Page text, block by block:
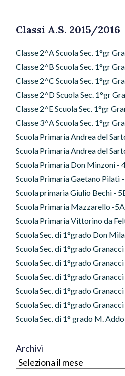
Classi A.S. 2015/2016
Classe 2^A Scuola Sec. 1°gr
Classe 2^B Scuola Sec. 1°gr
Classe 2^C Scuola Sec. 1°gr
Classe 2^D Scuola Sec. 1°gr
Classe 2^E Scuola Sec. 1°gr
Classe 3^A Scuola Sec. 1°gr
Scuola Primaria Andrea del
Scuola Primaria Andrea del
Scuola Primaria Don Minzoni -
Scuola Primaria Gaetano Pilati
Scuola primaria Giulio Bechi -
Scuola Primaria Mazzarello -5A
Scuola Primaria Vittorino da
Scuola Sec. di 1°grado Don
Scuola Sec. di 1°grado
Scuola Sec. di 1°grado
Scuola Sec. di 1°grado
Scuola Sec. di 1°grado Granacci
Scuola Sec. di 1°grado
Scuola Sec. di 1° grado M.
Archivi